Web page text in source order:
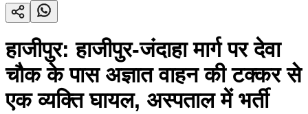
हाजीपुर: हाजीपुर-जंदाहा मार्ग पर देवा
चौक के पास अज्ञात वाहन की टक्कर से
एक व्यक्ति घायल, अस्पताल में भर्ती